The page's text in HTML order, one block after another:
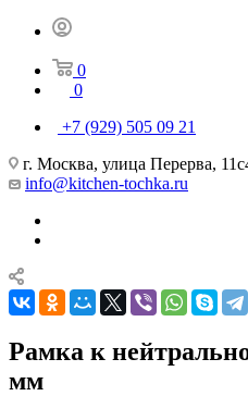
0
0
+7 (929) 505 09 21
г. Москва, улица Перерва,
info@kitchen-tochka.ru
Рамка к
мм